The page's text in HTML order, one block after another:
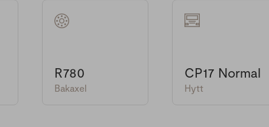
R780
Bakaxel
CP17 Normal
Hytt